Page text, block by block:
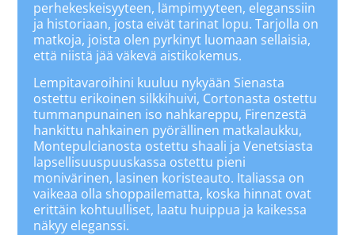
perhekeskeisyyteen, lämpimyyteen, eleganssiin
ja historiaan, josta eivät tarinat lopu. Tarjolla on
matkoja, joista olen pyrkinyt luomaan sellaisia,
että niistä jää väkevä aistikokemus.
Lempitavaroihini kuuluu nykyään Sienasta
ostettu erikoinen silkkihuivi, Cortonasta ostettu
tummanpunainen iso nahkareppu, Firenzestä
hankittu nahkainen pyörällinen matkalaukku,
Montepulcianosta ostettu shaali ja Venetsiasta
lapsellisuuspuuskassa ostettu pieni
monivärinen, lasinen koristeauto. Italiassa on
vaikeaa olla shoppailematta, koska hinnat ovat
erittäin kohtuulliset, laatu huippua ja kaikessa
näkyy eleganssi.